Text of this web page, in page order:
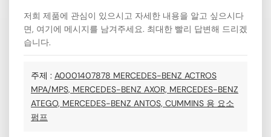
저희 제품에 관심이 있으시고 자세한 내용을 알고 싶으시다
면, 여기에 메시지를 남겨주세요. 최대한 빨리 답변해 드리겠
습니다.
주제 : A0001407878 MERCEDES-BENZ ACTROS
MPA/MPS, MERCEDES-BENZ AXOR, MERCEDES-BENZ
ATEGO, MERCEDES-BENZ ANTOS, CUMMINS 용 요소
펌프